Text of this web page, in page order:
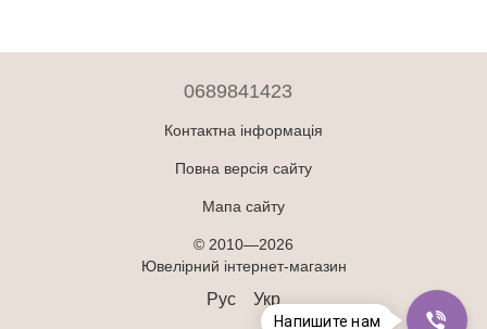
0689841423
Контактна інформація
Повна версія сайту
Мапа сайту
© 2010—2026
Ювелірний інтернет-магазин
Рус Укр
Напишите нам